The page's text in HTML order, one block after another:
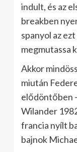
indult, és az
breakben
spanyol az
megmutassa
Akkor
miután
elődöntőben
Wilander
francia nyílt
bajnok